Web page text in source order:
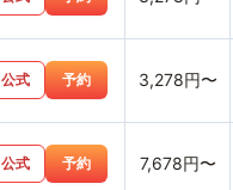
公式 予約 3,278円〜
公式 予約 7,678円〜